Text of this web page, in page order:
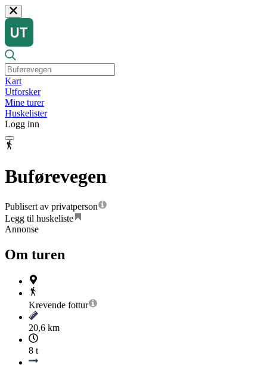
Kart
Utforsker
Mine turer
Huskelister
Logg inn
Buførevegen
Publisert av privatperson
Legg til huskeliste
Annonse
Om turen
Krevende fottur
20,6 km
8 t